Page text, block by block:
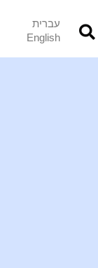
עברית
English